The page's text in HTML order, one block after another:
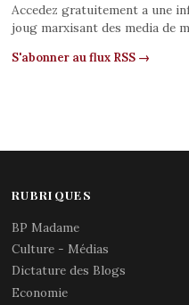
Accedez gratuitement a une
joug marxisant des media de
S'abonner au flux RSS →
RUBRIQUES
BP Madame
Culture - Médias
Dictature des Blogs
Economie